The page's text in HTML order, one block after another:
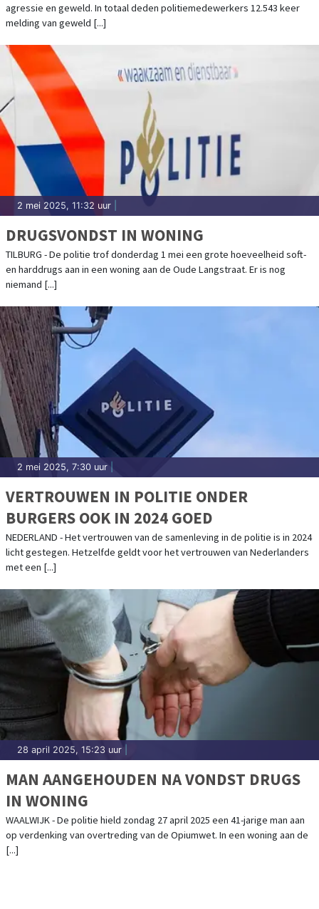
agressie en geweld. In totaal deden politiemedewerkers 12.543 keer
melding van geweld [...]
2 mei 2025, 11:32 uur
DRUGSVONDST IN WONING
TILBURG - De politie trof donderdag 1 mei een grote hoeveelheid soft-
en harddrugs aan in een woning aan de Oude Langstraat. Er is nog
niemand [...]
2 mei 2025, 7:30 uur
VERTROUWEN IN POLITIE ONDER
BURGERS OOK IN 2024 GOED
NEDERLAND - Het vertrouwen van de samenleving in de politie is in 2024
licht gestegen. Hetzelfde geldt voor het vertrouwen van Nederlanders
met een [...]
28 april 2025, 15:23 uur
MAN AANGEHOUDEN NA VONDST DRUGS
IN WONING
WAALWIJK - De politie hield zondag 27 april 2025 een 41-jarige man aan
op verdenking van overtreding van de Opiumwet. In een woning aan de
[...]